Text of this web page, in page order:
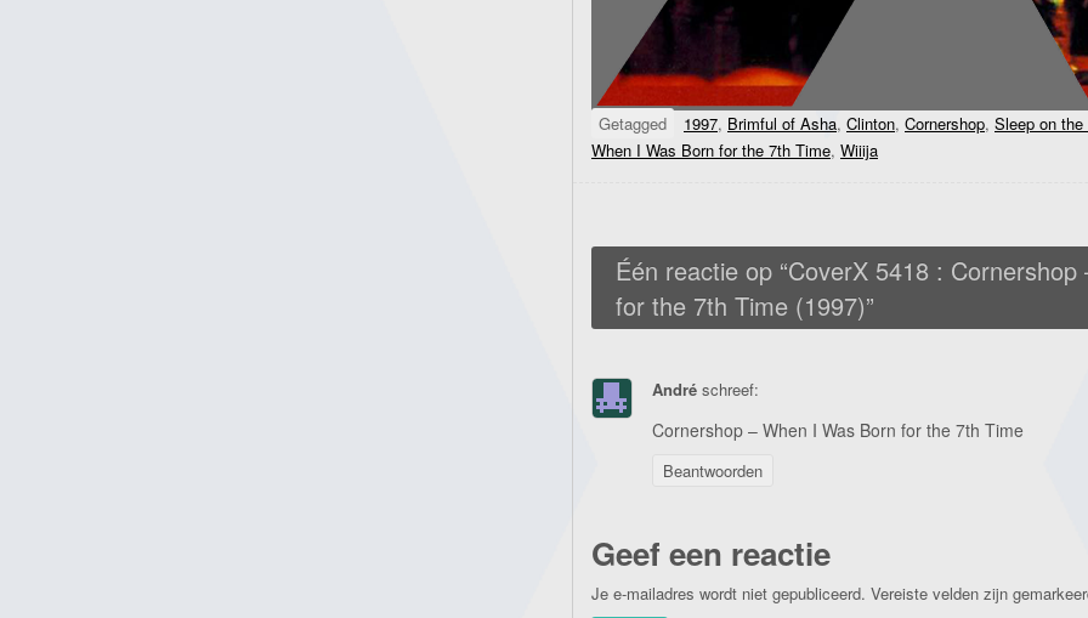
Getagged 1997, Brimful of Asha, Clinton, Cornershop, Sleep on
When I Was Born for the 7th Time, Wiiija
Één reactie op “CoverX 5418 :
for the 7th Time (1997)”
André schreef:
Cornershop – When I Was Born for the 7th Time
Beantwoorden
Geef een reactie
Je e-mailadres wordt niet gepubliceerd. Vereiste velden zijn